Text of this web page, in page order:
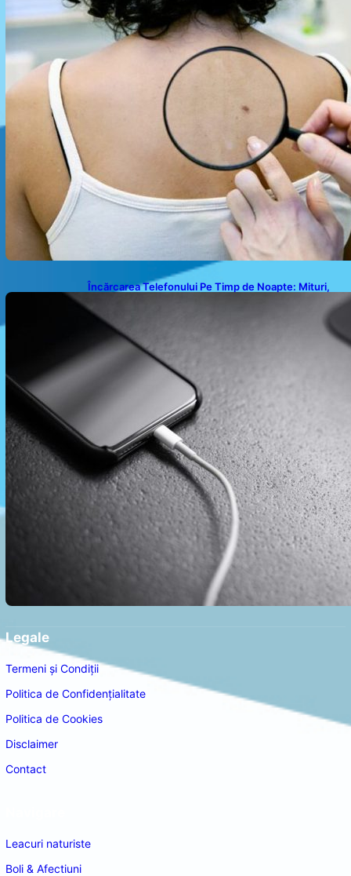
Încărcarea Telefonului Pe Timp de Noapte: Mituri,
Legale
Termeni și Condiții
Politica de Confidențialitate
Politica de Cookies
Disclaimer
Contact
Leacuri naturiste
Boli & Afectiuni